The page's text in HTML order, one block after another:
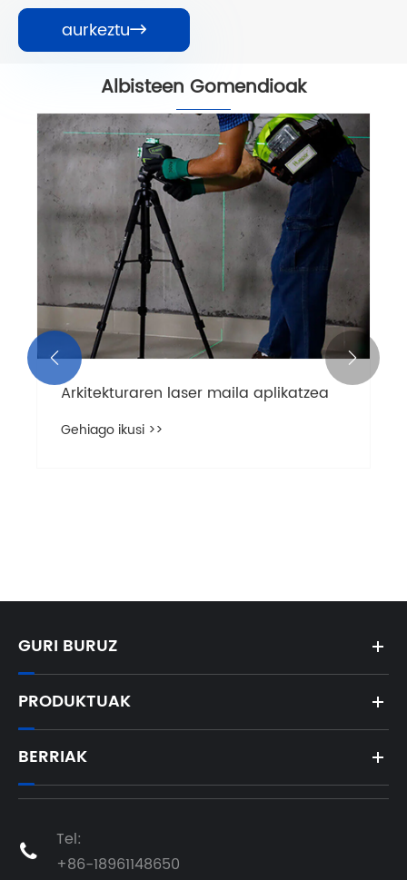
aurkeztu
Albisteen Gomendioak
Arkitekturaren laser maila aplikatzea
Gehiago ikusi >>
 
GURI BURUZ
PRODUKTUAK
BERRIAK

Tel:
+86-18961148650